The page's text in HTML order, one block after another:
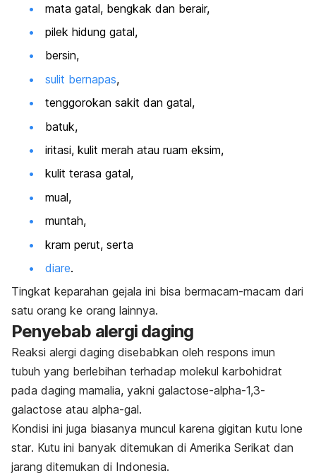
mata gatal, bengkak dan berair,
pilek hidung gatal,
bersin,
sulit bernapas,
tenggorokan sakit dan gatal,
batuk,
iritasi, kulit merah atau ruam eksim,
kulit terasa gatal,
mual,
muntah,
kram perut, serta
diare.
Tingkat keparahan gejala ini bisa bermacam-macam dari
satu orang ke orang lainnya.
Penyebab alergi daging
Reaksi alergi daging disebabkan oleh respons imun
tubuh yang berlebihan terhadap molekul karbohidrat
pada daging mamalia, yakni galactose-alpha-1,3-
galactose atau alpha-gal.
Kondisi ini juga biasanya muncul karena gigitan kutu lone
star. Kutu ini banyak ditemukan di Amerika Serikat dan
jarang ditemukan di Indonesia.